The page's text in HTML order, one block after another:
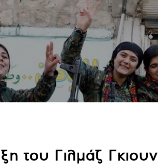
του Γιλμάζ